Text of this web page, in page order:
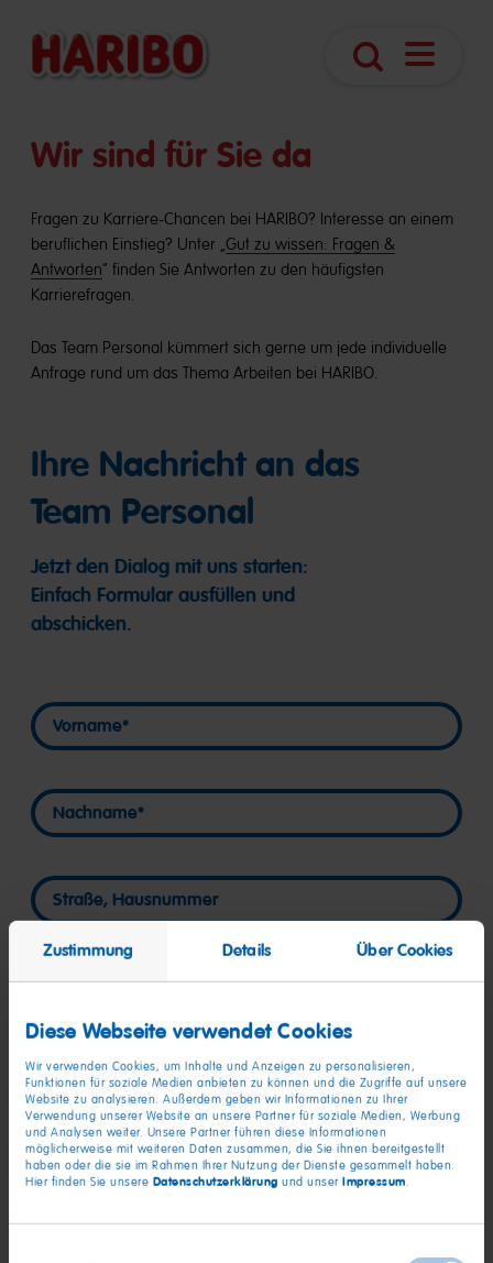
Zustimmung Details Über Cookies
Diese Webseite verwendet Cookies
Wir verwenden Cookies, um Inhalte und Anzeigen zu personalisieren,
Funktionen für soziale Medien anbieten zu können und die Zugriffe auf unsere
Website zu analysieren. Außerdem geben wir Informationen zu Ihrer
Verwendung unserer Website an unsere Partner für soziale Medien, Werbung
und Analysen weiter. Unsere Partner führen diese Informationen
möglicherweise mit weiteren Daten zusammen, die Sie ihnen bereitgestellt
haben oder die sie im Rahmen Ihrer Nutzung der Dienste gesammelt haben.
Hier finden Sie unsere Datenschutzerklärung und unser Impressum.
Wir sind für Sie da
Fragen zu Karriere-Chancen bei HARIBO? Interesse an einem
beruflichen Einstieg? Unter „Gut zu wissen: Fragen &
Antworten“ finden Sie Antworten zu den häufigsten
Karrierefragen.
Das Team Personal kümmert sich gerne um jede individuelle
Anfrage rund um das Thema Arbeiten bei HARIBO.
Ihre Nachricht an das
Team Personal
Jetzt den Dialog mit uns starten:
Einfach Formular ausfüllen und
abschicken.
Vorname
Vorname
Nachname
Nachname
Straße, Hausnummer
Straße, Hausnummer
PLZ
PLZ
Ort
Ort
E-Mail
E-Mail